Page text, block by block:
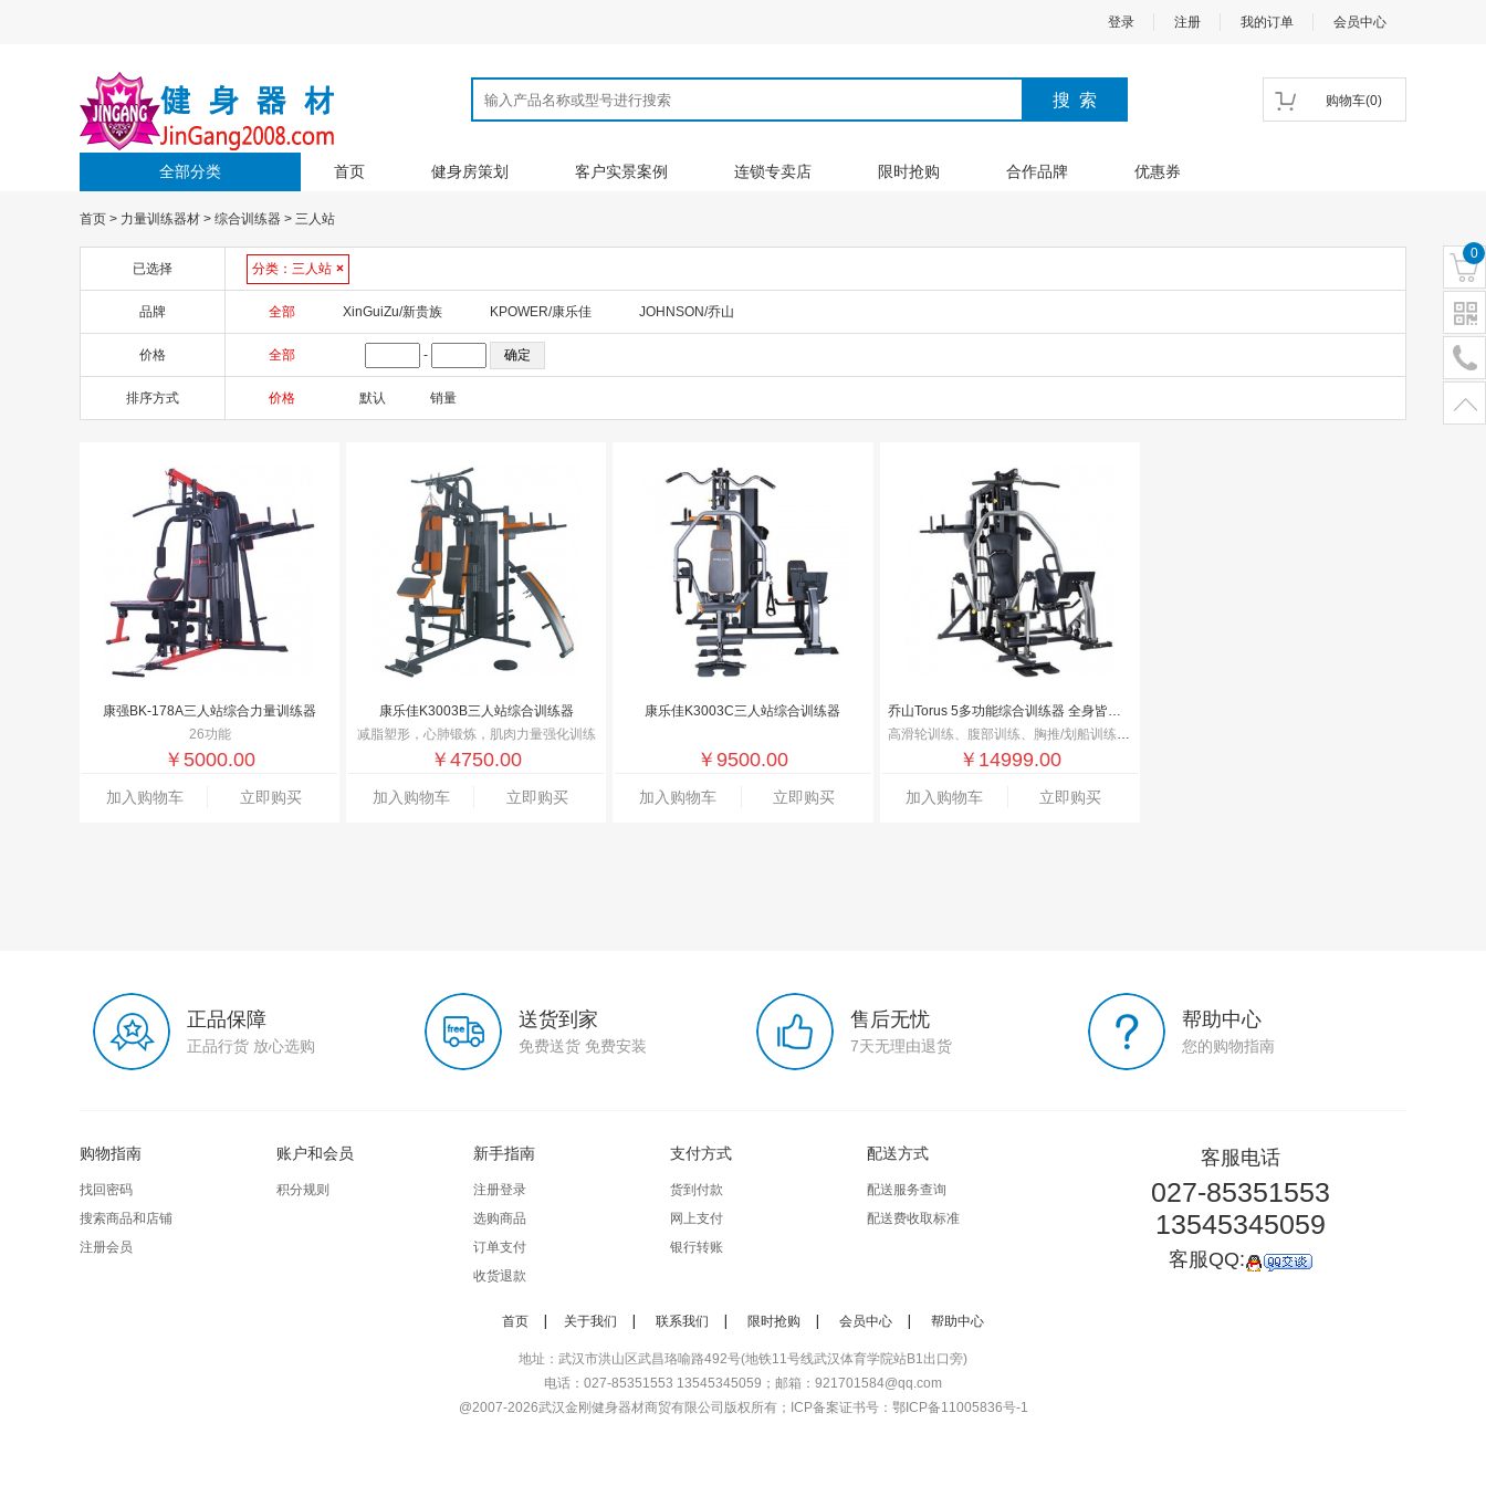
登录 注册 我的订单 会员中心
购物车(0)
全部分类 首页 健身房策划 客户实景案例 连锁专卖店 限时抢购 合作品牌 优惠券
首页 > 力量训练器材 > 综合训练器 > 三人站
已选择 分类： 三人站 ×
品牌 全部 XinGuiZu/新贵族 KPOWER/康乐佳 JOHNSON/乔山
价格 全部 -
排序方式 价格 默认 销量
康强BK-178A三人站综合力量训练器
26功能
￥ 5000.00
加入购物车 立即购买
康乐佳K3003B三人站综合训练器
减脂塑形，心肺锻炼，肌肉力量强化训练
￥4750.00
加入购物车 立即购买
康乐佳K3003C三人站综合训练器
￥9500.00
加入购物车 立即购买
乔山Torus 5多功能综合训练器 全身皆可训练
高滑轮训练、腹部训练、胸推/划船训练、自由训练、腿部训练、下滑轮训练、垂直屈膝训练、蹬腿训练
￥ 14999.00
加入购物车 立即购买
正品保障
正品行货 放心选购
送货到家
免费送货 免费安装
售后无忧
7天无理由退货
帮助中心
您的购物指南
购物指南
找回密码
搜索商品和店铺
注册会员
账户和会员
积分规则
新手指南
注册登录
选购商品
订单支付
收货退款
支付方式
货到付款
网上支付
银行转账
配送方式
配送服务查询
配送费收取标准
客服电话
027-85351553
13545345059
客服QQ:
首页 关于我们 联系我们 限时抢购 会员中心 帮助中心
地址：武汉市洪山区武昌珞喻路492号(地铁11号线武汉体育学院站B1出口旁)
电话：027-85351553 13545345059；邮箱：921701584@qq.com
@2007-2026武汉金刚健身器材商贸有限公司 版权所有；ICP备案证书号： 鄂ICP备11005836号-1
0